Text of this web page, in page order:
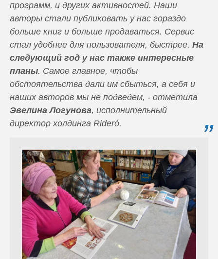
программ, и других активностей. Наши
авторы стали публиковать у нас гораздо
больше книг и больше продаваться. Сервис
стал удобнее для пользователя, быстрее. На
следующий год у нас также интересные
планы. Самое главное, чтобы
обстоятельства дали им сбыться, а себя и
наших авторов мы не подведем, - отметила
Эвелина Логунова, исполнительный
директор холдинга Rideró.